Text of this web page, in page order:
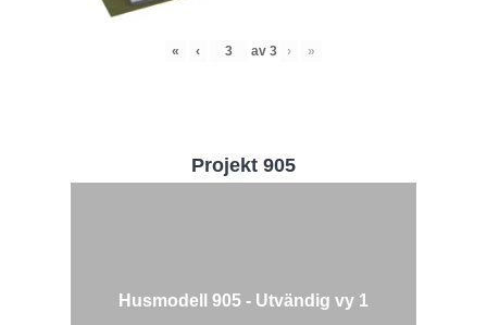
« ‹ av 3 › »
Projekt 905
Husmodell 905 - Utvändig vy 1